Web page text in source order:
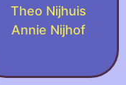
Theo Nijhuis
Annie Nijhof